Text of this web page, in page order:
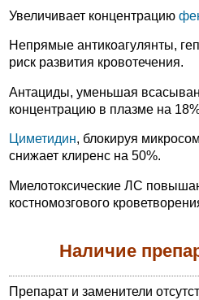
Увеличивает концентрацию
Непрямые антикоагулянты,
риск развития кровотечения.
Антациды, уменьшая
концентрацию в плазме на
Циметидин, блокируя
снижает клиренс на 50%.
Миелотоксические ЛС
костномозгового
Наличие
Препарат и заменители